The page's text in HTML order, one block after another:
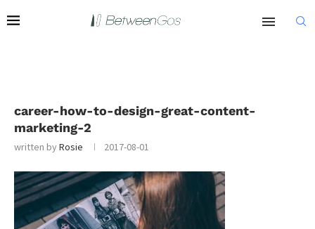
career-how-to-design-great-content-
marketing-2
written byRosie 2017-08-01